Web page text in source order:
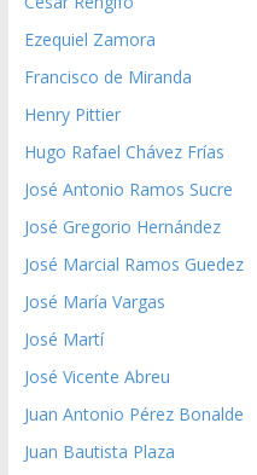
Ezequiel Zamora
Francisco de Miranda
Henry Pittier
Hugo Rafael Chávez Frías
José Antonio Ramos Sucre
José Gregorio Hernández
José Marcial Ramos Guedez
José María Vargas
José Martí
José Vicente Abreu
Juan Antonio Pérez Bonalde
Juan Bautista Plaza